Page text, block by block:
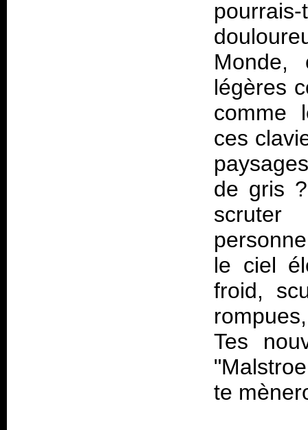
légères
comme
ces
de gris
scruter
le ciel
froid,
Tes
te